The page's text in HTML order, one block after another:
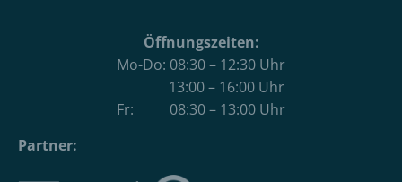
Öffnungszeiten:
Mo-Do: 08:30 – 12:30 Uhr
13:00 – 16:00 Uhr
Fr: 08:30 – 13:00 Uhr
Partner: